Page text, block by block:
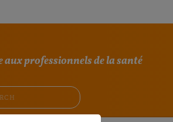
professionnels de la santé